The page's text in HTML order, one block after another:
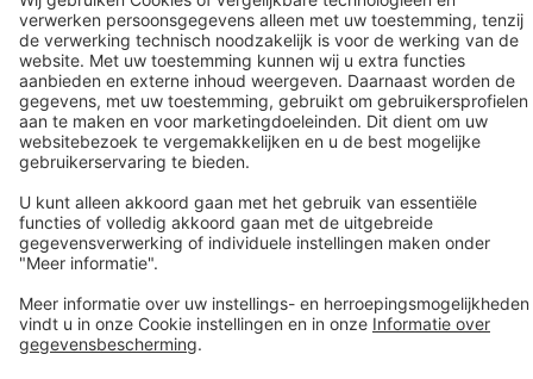
Dräger klantenservice
Over Dräger
Bestellen in onze webshop
Community